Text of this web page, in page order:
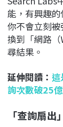
能，有興趣
你不會立刻
換到「網路
尋結果。
延伸閱讀：
詢次數破25
「查詢扇